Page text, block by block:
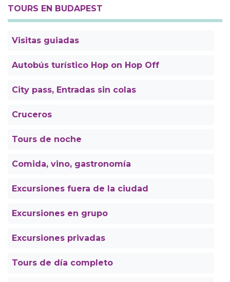
TOURS EN BUDAPEST
Visitas guiadas
Autobús turístico Hop on Hop Off
City pass, Entradas sin colas
Cruceros
Tours de noche
Comida, vino, gastronomía
Excursiones fuera de la ciudad
Excursiones en grupo
Excursiones privadas
Tours de día completo